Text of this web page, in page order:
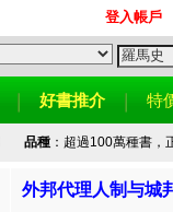
登入帳戶
好書推介 特
品種：超過100萬種書，
外邦代理人制与城